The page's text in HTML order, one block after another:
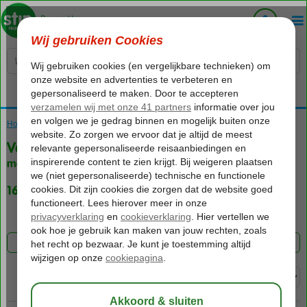
Voelt als thuiskomen...
Home Vakantie reizen
Vakantie
met Only Adult
169 aanbiedingen
FILTER 169 AANBIEDINGEN